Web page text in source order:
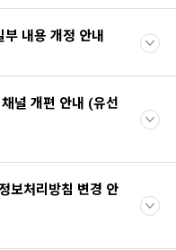
내용 개정 안내
널 개편 안내 (유선
보처리방침 변경 안